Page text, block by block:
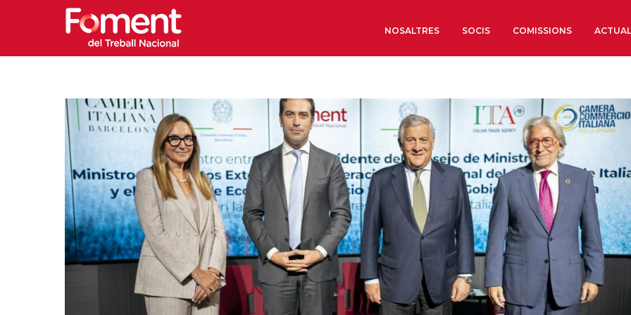
NOSALTRES
Òrgans de Govern
Òrgans Consultius
Estructura Executiva
Institut d’Estudis
Societat Barcelonesa
Econòmics i Socials
Organitzacions
Organitzacions
Coneix més
SOCIS COMISSIONS